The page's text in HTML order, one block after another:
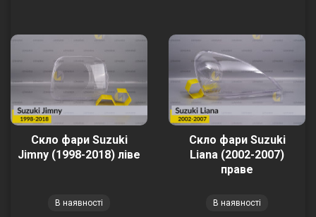
Скло фари Suzuki
Jimny (1998-2018) ліве
В наявності
Скло фари Suzuki
Liana (2002-2007)
праве
В наявності